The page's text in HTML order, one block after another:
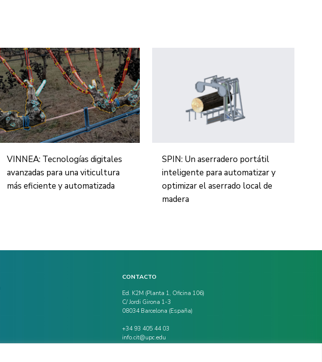
VINNEA: Tecnologías digitales
avanzadas para una viticultura
más eficiente y automatizada
SPIN: Un aserradero portátil
inteligente para automatizar y
optimizar el aserrado local de
madera
CONTACTO
Ed. K2M (Planta 1, Oficina 106)
C/ Jordi Girona 1-3
08034 Barcelona (España)
+34 93 405 44 03
info.cit@upc.edu